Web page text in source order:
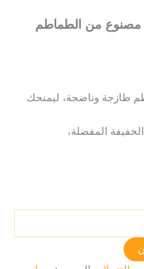
مصنوع من الطماطم
طازجة وناضجة، ليمنحك
المفضلة،